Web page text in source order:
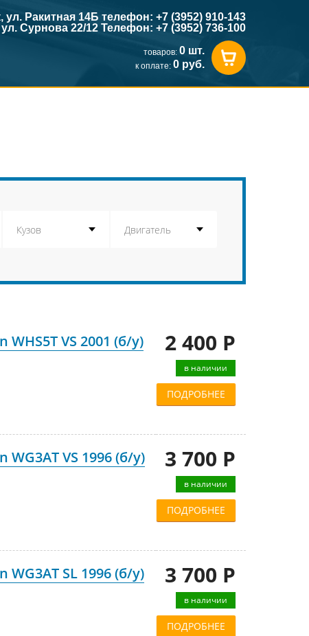
ул. Ракитная 14Б телефон: +7 (3952) 910-143
ул. Сурнова 22/12 Телефон: +7 (3952) 736-100
товаров: 0 шт.
к оплате: 0 руб.
VS 2001 (б/у) 2 400 Р
в наличии
ПОДРОБНЕЕ
VS 1996 (б/у) 3 700 Р
в наличии
ПОДРОБНЕЕ
SL 1996 (б/у) 3 700 Р
в наличии
ПОДРОБНЕЕ